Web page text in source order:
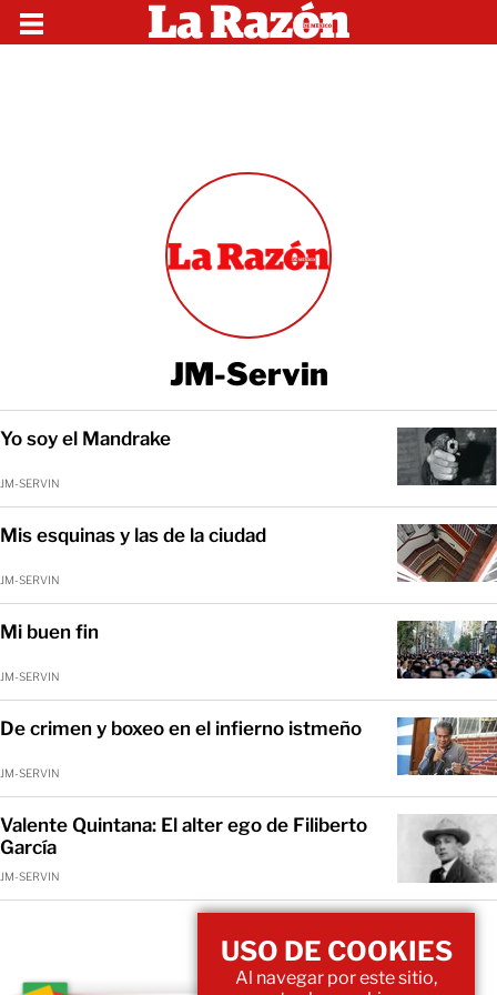
JM-Servin
Yo soy el Mandrake
JM-SERVIN
Mis esquinas y las de la ciudad
JM-SERVIN
Mi buen fin
JM-SERVIN
De crimen y boxeo en el infierno istmeño
JM-SERVIN
Valente Quintana: El alter ego de Filiberto
García
JM-SERVIN
USO DE COOKIES
Al navegar por este sitio,